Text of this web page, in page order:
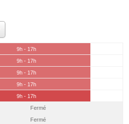
9h - 17h
9h - 17h
9h - 17h
9h - 17h
9h - 17h
Fermé
Fermé